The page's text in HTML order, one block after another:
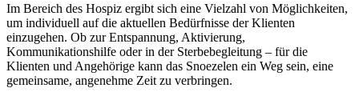
Im Bereich des Hospiz ergibt sich eine Vielzahl von Möglichkeiten,
um individuell auf die aktuellen Bedürfnisse der Klienten
einzugehen. Ob zur Entspannung, Aktivierung,
Kommunikationshilfe oder in der Sterbebegleitung – für die
Klienten und Angehörige kann das Snoezelen ein Weg sein, eine
gemeinsame, angenehme Zeit zu verbringen.